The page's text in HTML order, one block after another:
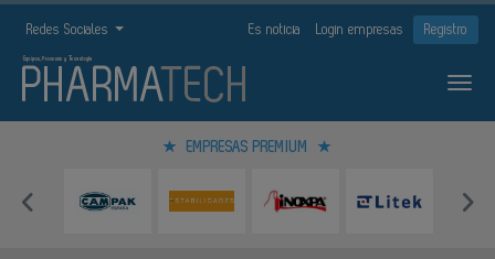
Redes Sociales Es noticia Login empresas Registro
EMPRESAS PREMIUM